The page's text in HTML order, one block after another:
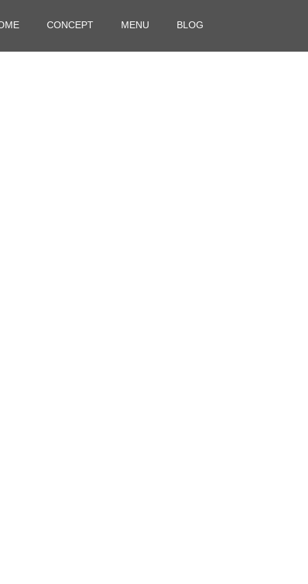
CONCEPT MENU BLOG